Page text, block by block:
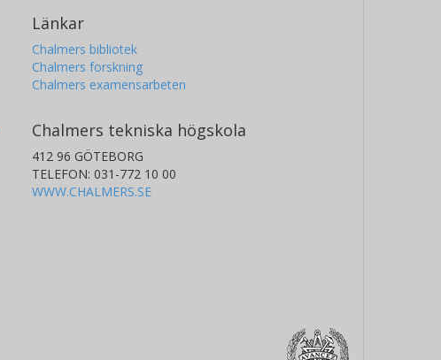
Länkar
Chalmers bibliotek
Chalmers forskning
Chalmers examensarbeten
Chalmers tekniska högskola
412 96 GÖTEBORG
TELEFON: 031-772 10 00
WWW.CHALMERS.SE